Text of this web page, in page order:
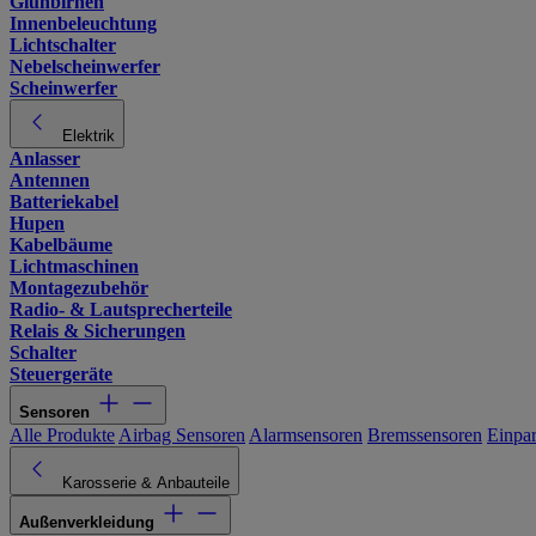
Innenbeleuchtung
Lichtschalter
Nebelscheinwerfer
Scheinwerfer
Elektrik
Anlasser
Antennen
Batteriekabel
Hupen
Kabelbäume
Lichtmaschinen
Montagezubehör
Radio- & Lautsprecherteile
Relais & Sicherungen
Schalter
Steuergeräte
Sensoren
Alle Produkte Airbag Sensoren Alarmsensoren Bremssensoren
Karosserie & Anbauteile
Außenverkleidung